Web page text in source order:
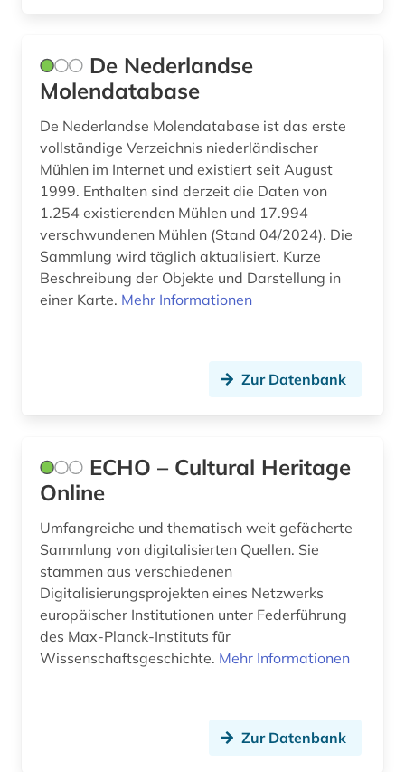
De Nederlandse
Molendatabase
De Nederlandse Molendatabase ist das erste
vollständige Verzeichnis niederländischer
Mühlen im Internet und existiert seit August
1999. Enthalten sind derzeit die Daten von
1.254 existierenden Mühlen und 17.994
verschwundenen Mühlen (Stand 04/2024). Die
Sammlung wird täglich aktualisiert. Kurze
Beschreibung der Objekte und Darstellung in
einer Karte. Mehr Informationen
Zur Datenbank
ECHO – Cultural Heritage
Online
Umfangreiche und thematisch weit gefächerte
Sammlung von digitalisierten Quellen. Sie
stammen aus verschiedenen
Digitalisierungsprojekten eines Netzwerks
europäischer Institutionen unter Federführung
des Max-Planck-Instituts für
Wissenschaftsgeschichte. Mehr Informationen
Zur Datenbank